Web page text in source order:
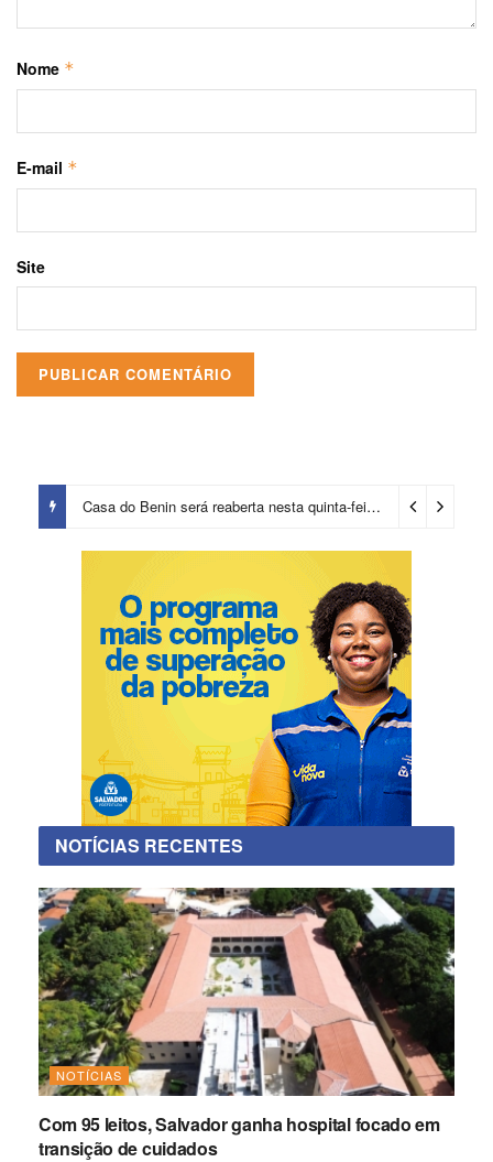
Nome *
E-mail *
Site
Casa do Benin será reaberta nesta quinta-feira (6) 2 dias ago
NOTÍCIAS RECENTES
NOTÍCIAS
Com 95 leitos, Salvador ganha hospital focado em
transição de cuidados